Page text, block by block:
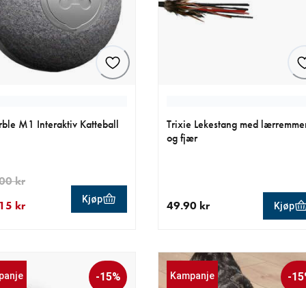
M1 Interaktiv Katteball
kr
kr
Kjøp
Trixie Lekestang med
og fjær
49.90 kr Kjøp
-15% Kampanje -